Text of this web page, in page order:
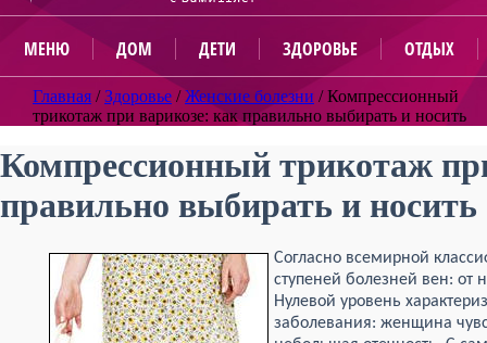
МЕНЮ ДОМ ДЕТИ ЗДОРОВЬЕ ОТДЫХ
Главная /Здоровье /Женские болезни /Компрессионный
трикотаж при варикозе: как правильно выбирать и носить
Компрессионный трикотаж
правильно выбирать и носить
Согласно всемирной
ступеней болезней вен: от
Нулевой уровень
заболевания: женщина